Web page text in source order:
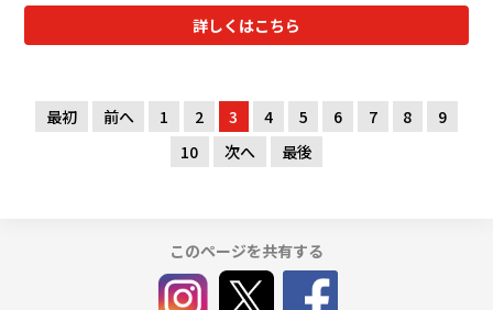
詳しくはこちら
最初 前へ 1 2 3 4 5 6 7 8
9
10
次へ 最後
このページを共有する